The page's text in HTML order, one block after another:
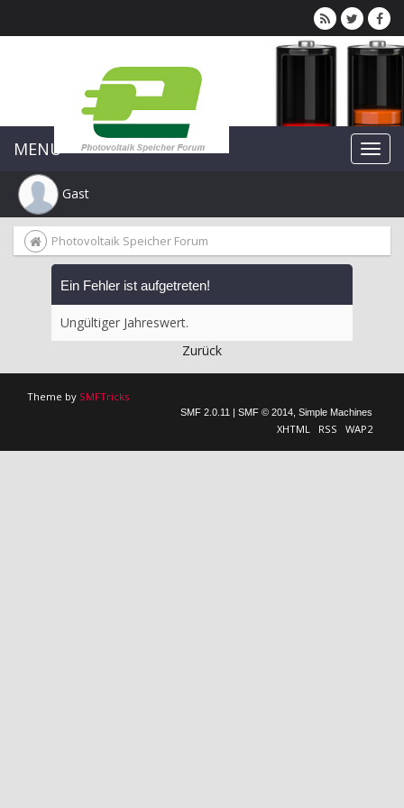
MENU
Gast
Photovoltaik Speicher Forum
Ein Fehler ist aufgetreten!
Ungültiger Jahreswert.
Zurück
Theme by SMFTricks
SMF 2.0.11 | SMF © 2014 Simple Machines
XHTML RSS WAP2